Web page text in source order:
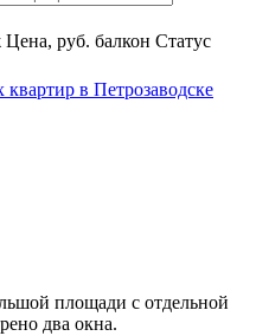
Цена, руб. балкон Статус
площади с отдельной
два окна.